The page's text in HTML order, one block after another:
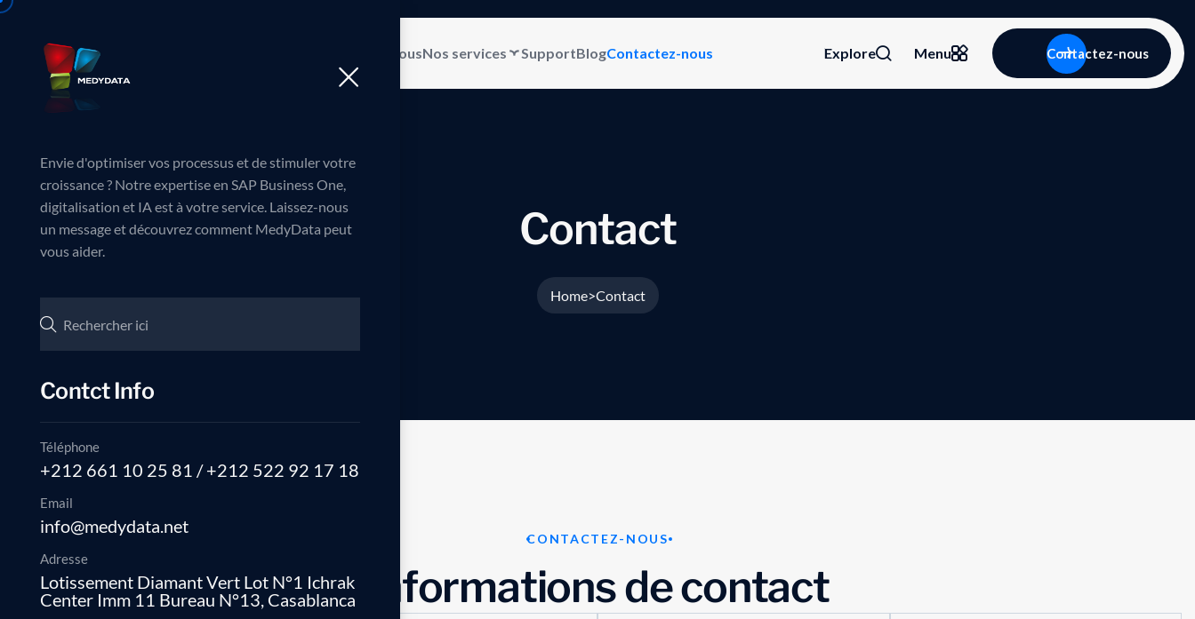
À propos de nousNos services SupportBlogContactez-nous Explore Menu Contactez-nous
Envie d'optimiser vos processus et de stimuler votre
croissance ? Notre expertise en SAP Business One,
digitalisation et IA est à votre service. Laissez-nous
un message et découvrez comment MedyData peut
vous aider.
Contct Info
Téléphone
+212 661 10 25 81 / +212 522 92 17 18
Email
info@medydata.net
Adresse
Lotissement Diamant Vert Lot N°1 Ichrak
Center Imm 11 Bureau N°13, Casablanca
Contact
Home>Contact
CONTACTEZ-NOUS
nformationsdecontact